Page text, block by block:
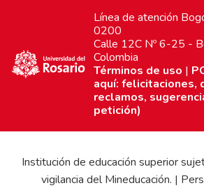
Línea de atención
0200
Calle 12C Nº 6-25 -
Colombia
Términos de uso |
aquí: felicitaciones,
reclamos,
petición)
Institución de educación superior
vigilancia del Mineducación. |